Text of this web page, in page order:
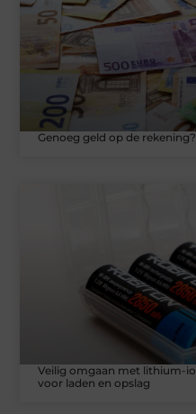
Genoeg geld op de
Veilig omgaan met lithium-
voor laden en opslag